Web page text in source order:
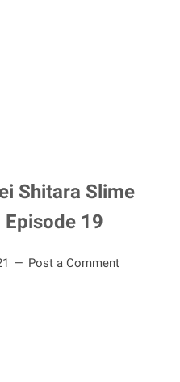
Shitara Slime
Episode 19
Post a Comment